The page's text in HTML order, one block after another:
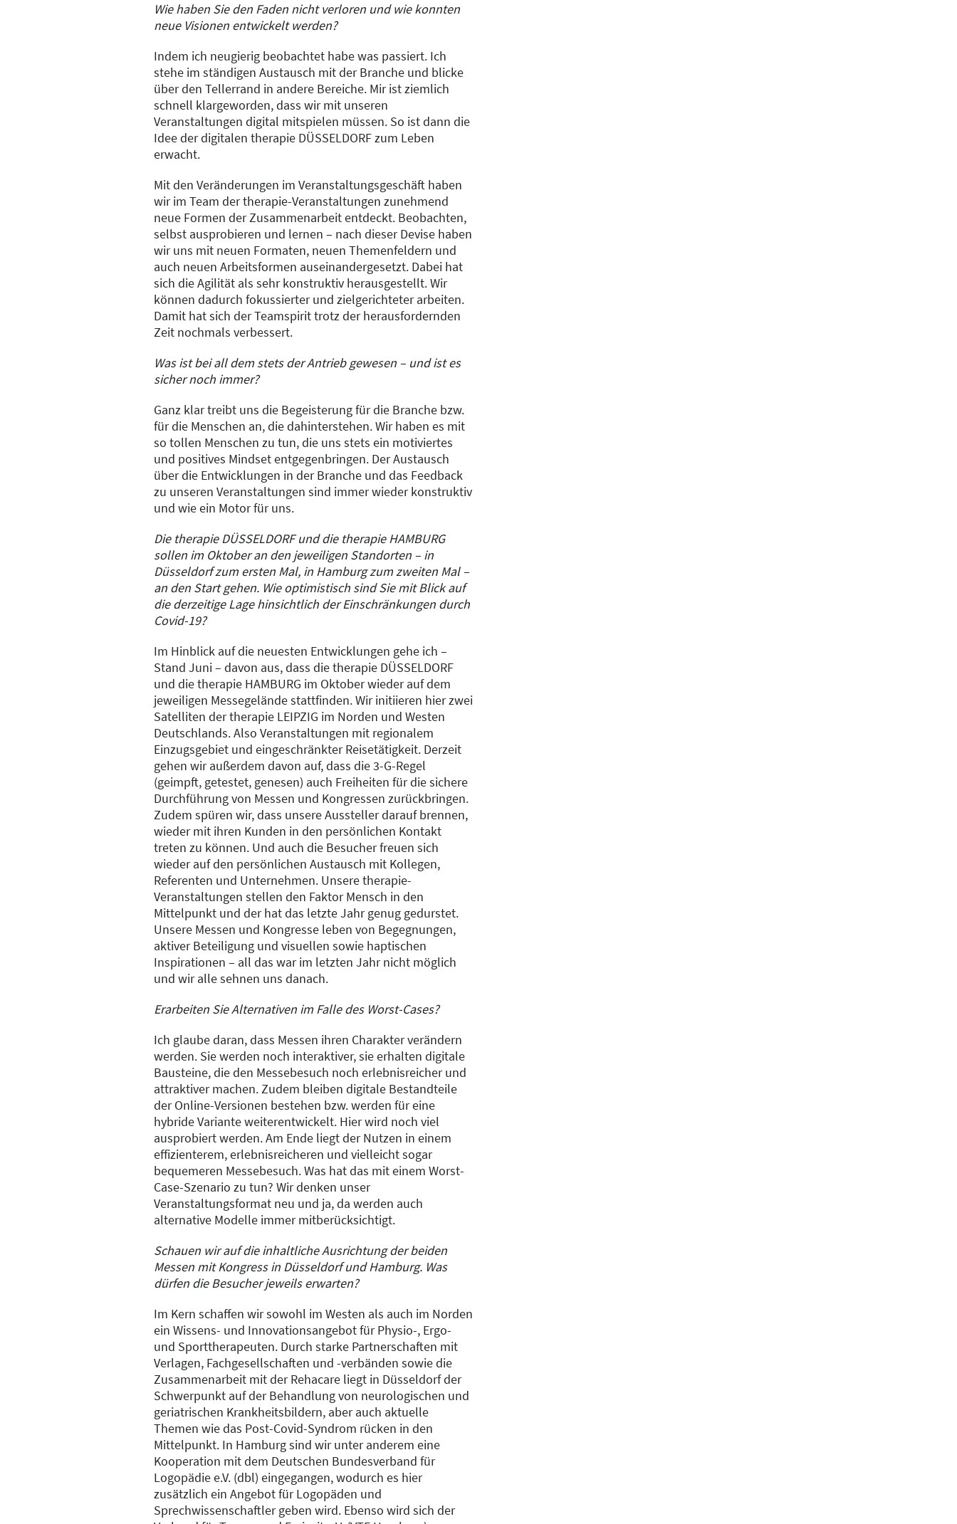
Wie haben Sie den Faden nicht verloren und wie konnten
neue Visionen entwickelt werden?
Indem ich neugierig beobachtet habe was passiert. Ich
stehe im ständigen Austausch mit der Branche und blicke
über den Tellerrand in andere Bereiche. Mir ist ziemlich
schnell klargeworden, dass wir mit unseren
Veranstaltungen digital mitspielen müssen. So ist dann die
Idee der digitalen therapie DÜSSELDORF zum Leben
erwacht.
Mit den Veränderungen im Veranstaltungsgeschäft haben
wir im Team der therapie-Veranstaltungen zunehmend
neue Formen der Zusammenarbeit entdeckt. Beobachten,
selbst ausprobieren und lernen – nach dieser Devise haben
wir uns mit neuen Formaten, neuen Themenfeldern und
auch neuen Arbeitsformen auseinandergesetzt. Dabei hat
sich die Agilität als sehr konstruktiv herausgestellt. Wir
können dadurch fokussierter und zielgerichteter arbeiten.
Damit hat sich der Teamspirit trotz der herausfordernden
Zeit nochmals verbessert.
Was ist bei all dem stets der Antrieb gewesen – und ist es
sicher noch immer?
Ganz klar treibt uns die Begeisterung für die Branche bzw.
für die Menschen an, die dahinterstehen. Wir haben es mit
so tollen Menschen zu tun, die uns stets ein motiviertes
und positives Mindset entgegenbringen. Der Austausch
über die Entwicklungen in der Branche und das Feedback
zu unseren Veranstaltungen sind immer wieder konstruktiv
und wie ein Motor für uns.
Die therapie DÜSSELDORF und die therapie HAMBURG
sollen im Oktober an den jeweiligen Standorten – in
Düsseldorf zum ersten Mal, in Hamburg zum zweiten Mal –
an den Start gehen. Wie optimistisch sind Sie mit Blick auf
die derzeitige Lage hinsichtlich der Einschränkungen durch
Covid-19?
Im Hinblick auf die neuesten Entwicklungen gehe ich –
Stand Juni – davon aus, dass die therapie DÜSSELDORF
und die therapie HAMBURG im Oktober wieder auf dem
jeweiligen Messegelände stattfinden. Wir initiieren hier zwei
Satelliten der therapie LEIPZIG im Norden und Westen
Deutschlands. Also Veranstaltungen mit regionalem
Einzugsgebiet und eingeschränkter Reisetätigkeit. Derzeit
gehen wir außerdem davon auf, dass die 3-G-Regel
(geimpft, getestet, genesen) auch Freiheiten für die sichere
Durchführung von Messen und Kongressen zurückbringen.
Zudem spüren wir, dass unsere Aussteller darauf brennen,
wieder mit ihren Kunden in den persönlichen Kontakt
treten zu können. Und auch die Besucher freuen sich
wieder auf den persönlichen Austausch mit Kollegen,
Referenten und Unternehmen. Unsere therapie-
Veranstaltungen stellen den Faktor Mensch in den
Mittelpunkt und der hat das letzte Jahr genug gedurstet.
Unsere Messen und Kongresse leben von Begegnungen,
aktiver Beteiligung und visuellen sowie haptischen
Inspirationen – all das war im letzten Jahr nicht möglich
und wir alle sehnen uns danach.
Erarbeiten Sie Alternativen im Falle des Worst-Cases?
Ich glaube daran, dass Messen ihren Charakter verändern
werden. Sie werden noch interaktiver, sie erhalten digitale
Bausteine, die den Messebesuch noch erlebnisreicher und
attraktiver machen. Zudem bleiben digitale Bestandteile
der Online-Versionen bestehen bzw. werden für eine
hybride Variante weiterentwickelt. Hier wird noch viel
ausprobiert werden. Am Ende liegt der Nutzen in einem
effizienterem, erlebnisreicheren und vielleicht sogar
bequemeren Messebesuch. Was hat das mit einem Worst-
Case-Szenario zu tun? Wir denken unser
Veranstaltungsformat neu und ja, da werden auch
alternative Modelle immer mitberücksichtigt.
Schauen wir auf die inhaltliche Ausrichtung der beiden
Messen mit Kongress in Düsseldorf und Hamburg. Was
dürfen die Besucher jeweils erwarten?
Im Kern schaffen wir sowohl im Westen als auch im Norden
ein Wissens- und Innovationsangebot für Physio-, Ergo-
und Sporttherapeuten. Durch starke Partnerschaften mit
Verlagen, Fachgesellschaften und -verbänden sowie die
Zusammenarbeit mit der Rehacare liegt in Düsseldorf der
Schwerpunkt auf der Behandlung von neurologischen und
geriatrischen Krankheitsbildern, aber auch aktuelle
Themen wie das Post-Covid-Syndrom rücken in den
Mittelpunkt. In Hamburg sind wir unter anderem eine
Kooperation mit dem Deutschen Bundesverband für
Logopädie e.V. (dbl) eingegangen, wodurch es hier
zusätzlich ein Angebot für Logopäden und
Sprechwissenschaftler geben wird. Ebenso wird sich der